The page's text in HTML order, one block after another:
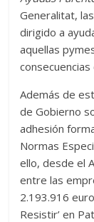
Generalitat,
dirigido a
aquellas
Además de
de Gobierno
adhesión
Normas
ello, desde el
entre las
2.193.916
Resistir’ en